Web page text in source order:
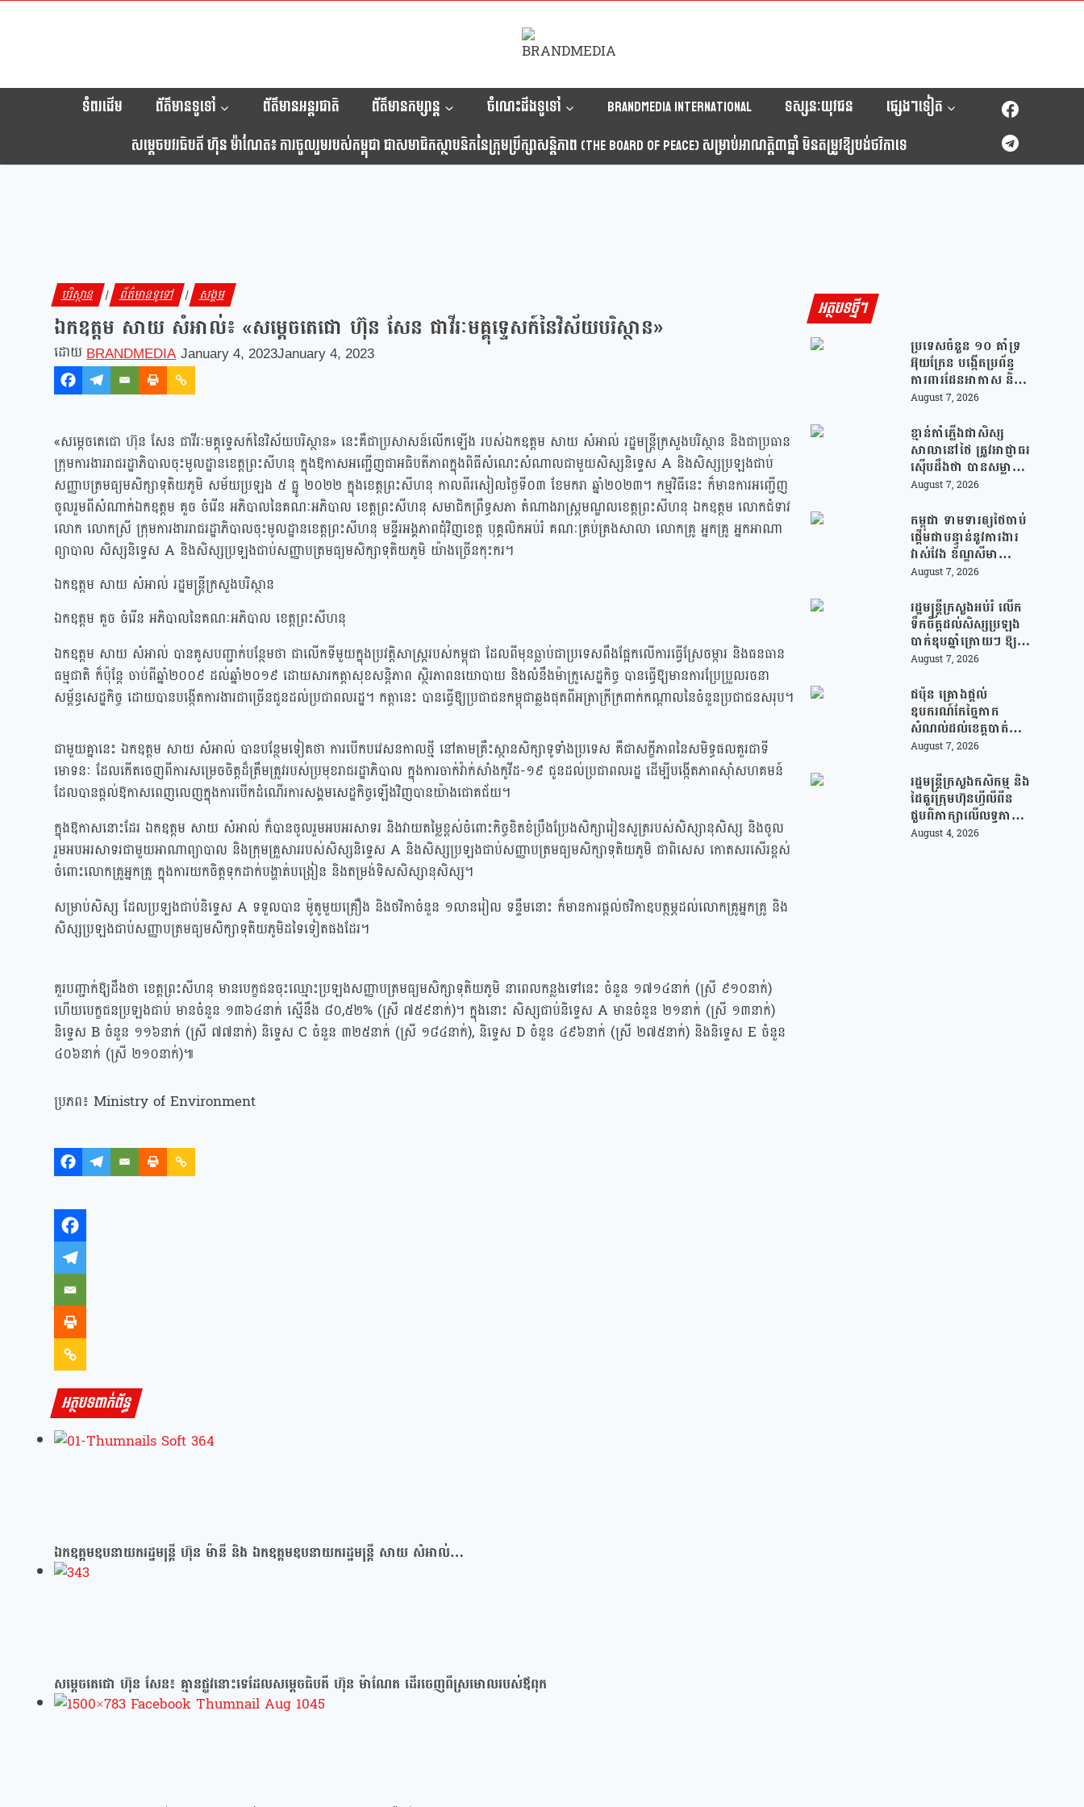
ទំពរដើម ព័ត៌មានទូទៅ ព័ត៌មានអន្តរជាតិ ព័ត៌មានកម្សាន្ត ចំណេះដឹងទូទៅ Brandmedia international ទស្សនៈយុវជន
ផ្សេងៗទៀត
សម្តេចបវរធិបតី ហ៊ុន ម៉ាណែត៖ ការចូលរួមរបស់កម្ពុជា ជាសមាជិកស្ថាបនិកនៃក្រុមប្រឹក្សាសន្តិភាព (The Board Of Peace) សម្រាប់អាណត្តិ៣ឆ្នាំ មិនតម្រូវឱ្យបង់ថវិកាទេ
បរិស្ថាន | ព័ត៌មានទូទៅ | សង្គម
ឯកឧត្តម សាយ សំអាល់៖ «សម្ដេចតេជោ ហ៊ុន សែន ជាវីរៈមគ្គុទ្ទេសក៍នៃវិស័យបរិស្ថាន»
BRANDMEDIA January 4, 2023January 4, 2023
«សម្ដេចតេជោ ហ៊ុន សែន ជាវីរៈមគ្គុទ្ទេសក៍នៃវិស័យបរិស្ថាន» នេះគឺជាប្រសាសន៍លើកឡើង របស់ឯកឧត្តម សាយ សំអាល់ រដ្ឋមន្ត្រីក្រសួងបរិស្ថាន និងជាប្រធាន
ក្រុមការងាររាជរដ្ឋាភិបាលចុះមូលដ្ឋានខេត្តព្រះសីហនុ ក្នុងឱកាសអញ្ជើញជាអធិបតីភាពក្នុងពិធីសំណេះសំណាលជាមួយសិស្សនិទ្ទេស A និងសិស្សប្រឡងជាប់
សញ្ញាបត្រមធ្យមសិក្សាទុតិយភូមិ សម័យប្រឡង ៥ ធ្នូ ២០២២ ក្នុងខេត្តព្រះសីហនុ កាលពីរសៀលថ្ងៃទី០៣ ខែមករា ឆ្នាំ២០២៣។ កម្មវិធីនេះ ក៏មានការអញ្ជើញ
ចូលរួមពីសំណាក់ឯកឧត្តម គួច ចំរើន អភិបាលនៃគណៈអភិបាល ខេត្តព្រះសីហនុ សមាជិកព្រឹទ្ធសភា តំណាងរាស្រ្តមណ្ឌលខេត្តព្រះសីហនុ ឯកឧត្តម លោកជំទាវ
លោក លោកស្រី ក្រុមការងាររាជរដ្ឋាភិបាលចុះមូលដ្ឋានខេត្តព្រះសីហនុ មន្ទីរអង្គភាពជុំវិញខេត្ត បុគ្គលិកអប់រំ គណៈគ្រប់គ្រងសាលា លោកគ្រូ អ្នកគ្រូ អ្នកអាណា
ព្យាបាល សិស្សនិទ្ទេស A និងសិស្សប្រឡងជាប់សញ្ញាបត្រមធ្យមសិក្សាទុតិយភូមិ យ៉ាងច្រើនកុះករ។
ឯកឧត្តម សាយ សំអាល់ រដ្ឋមន្ត្រីក្រសួងបរិស្ថាន
ឯកឧត្តម គួច ចំរើន អភិបាលនៃគណៈអភិបាល ខេត្តព្រះសីហនុ
ឯកឧត្តម សាយ សំអាល់ បានគូសបញ្ជាក់បន្ថែមថា ជាលើកទីមួយក្នុងប្រវត្តិសាស្រ្តរបស់កម្ពុជា ដែលពីមុនធ្លាប់ជាប្រទេសពឹងផ្អែកលើការធ្វើស្រែចម្ការ និងធនធាន
ធម្មជាតិ ក៏ប៉ុន្តែ ចាប់ពីឆ្នាំ២០០៩ ដល់ឆ្នាំ២០១៩ ដោយសារកត្តាសុខសន្តិភាព ស្ថិរភាពនយោបាយ និងលំនឹងម៉ាក្រូសេដ្ឋកិច្ច បានធ្វើឱ្យមានការប្រែប្រួលរចនា
សម្ព័ន្ធសេដ្ឋកិច្ច ដោយបានបង្កើតការងារជាច្រើនជូនដល់ប្រជាពលរដ្ឋ។ កត្តានេះ បានធ្វើឱ្យប្រជាជនកម្ពុជាឆ្លងផុតពីអត្រាក្រីក្រពាក់កណ្ដាលនៃចំនួនប្រជាជនសរុប។
ជាមួយគ្នានេះ ឯកឧត្តម សាយ សំអាល់ បានបន្ថែមទៀតថា ការបើកបវេសនកាលថ្មី នៅតាមគ្រឹះស្ថានសិក្សាទូទាំងប្រទេស គឺជាសក្ខីភាពនៃសមិទ្ធផលគួរជាទី
មោទនៈ ដែលកើតចេញពីការសម្រេចចិត្តដ៏ត្រឹមត្រូវរបស់ប្រមុខរាជរដ្ឋាភិបាល ក្នុងការចាក់វ៉ាក់សាំងកូវីដ-១៩ ជូនដល់ប្រជាពលរដ្ឋ ដើម្បីបង្កើតភាពស៊ាំសហគមន៍
ដែលបានផ្ដល់ឱកាសពេញលេញក្នុងការបើកដំណើរការសង្គមសេដ្ឋកិច្ចឡើងវិញបានយ៉ាងជោគជ័យ។
ក្នុងឱកាសនោះដែរ ឯកឧត្តម សាយ សំអាល់ ក៏បានចូលរួមអបអរសាទរ និងវាយតម្លៃខ្ពស់ចំពោះកិច្ចខិតខំប្រឹងប្រែងសិក្សារៀនសូត្ររបស់សិស្សានុសិស្ស និងចូល
រួមអបអរសាទរជាមួយអាណាព្យាបាល និងក្រុមគ្រួសាររបស់សិស្សនិទ្ទេស A និងសិស្សប្រឡងជាប់សញ្ញាបត្រមធ្យមសិក្សាទុតិយភូមិ ជាពិសេស កោតសរសើរខ្ពស់
ចំពោះលោកគ្រូអ្នកគ្រូ ក្នុងការយកចិត្តទុកដាក់បង្ហាត់បង្រៀន និងតម្រង់ទិសសិស្សានុសិស្ស។
សម្រាប់សិស្ស ដែលប្រឡងជាប់និទ្ទេស A ទទួលបាន ម៉ូតូមួយគ្រឿង និងថវិកាចំនួន ១លានរៀល ទន្ទឹមនោះ ក៏មានការផ្ដល់ថវិកាឧបត្ថម្ភដល់លោកគ្រូអ្នកគ្រូ និង
សិស្សប្រឡងជាប់សញ្ញាបត្រមធ្យមសិក្សាទុតិយភូមិដទៃទៀតផងដែរ។
គួរបញ្ជាក់ឱ្យដឹងថា ខេត្តព្រះសីហនុ មានបេក្ខជនចុះឈ្មោះប្រឡងសញ្ញាបត្រមធ្យមសិក្សាទុតិយភូមិ នាពេលកន្លងទៅនេះ ចំនួន ១៧១៤នាក់ (ស្រី ៩១០នាក់)
ហើយបេក្ខជនប្រឡងជាប់ មានចំនួន ១៣៦៤នាក់ ស្មើនឹង ៨០,៥២% (ស្រី ៧៥៩នាក់)។ ក្នុងនោះ សិស្សជាប់និទ្ទេស A មានចំនួន ២១នាក់ (ស្រី ១៣នាក់)
និទ្ទេស B ចំនួន ១១៦នាក់ (ស្រី ៧៧នាក់) និទ្ទេស C ចំនួន ៣២៥នាក់ (ស្រី ១៨៤នាក់), និទ្ទេស D ចំនួន ៤៩៦នាក់ (ស្រី ២៧៥នាក់) និងនិទ្ទេស E ចំនួន
៤០៦នាក់ (ស្រី ២១០នាក់)៕
ប្រភព៖ Ministry of Environment
អត្ថបទពាក់ព័ន្ធ
ឯកឧត្តមឧបនាយករដ្ឋមន្រ្តី ហ៊ុន ម៉ានី និង ឯកឧត្តមឧបនាយករដ្ឋមន្រ្តី សាយ សំអាល់…
សម្ដេចតេជោ ហ៊ុន សែន៖ គ្មានផ្លូវនោះទេដែលសម្ដេចធិបតី ហ៊ុន ម៉ាណែត ដើរចេញពីស្រមោលរបស់ឪពុក
អត្ថបទថ្មីៗ
ប្រទេសចំនួន ១០ គាំទ្រ
អ៊ុយក្រែន បង្កើតប្រព័ន្ធ
ការពារដែនអាកាស និងមី
ស៊ីលបាលីស្ទិក រួមគ្នាជា
August 7, 2026
ខ្មាន់កាំភ្លើងជាសិស្ស
សាលានៅថៃ ត្រូវអាជ្ញាធរ
ស៊ើបដឹងថា បានសម្លាប់
យាយតារបស់ខ្លួន មុន
នៅសាលារៀន
August 7, 2026
កម្ពុជា ទាមទារឲ្យថៃចាប់
ផ្តើមជាបន្ទាន់នូវការងារ
វាស់វែង ខ័ណ្ឌសីមា
ព្រំដែនគោគ (JBC) និង
សសឹកវិលទៅលំនៅឋាន
វិញ ដោយគ្មានការរារាំង
August 7, 2026
រដ្ឋមន្រ្តីក្រសួងអប់រំ លើក
ទឹកចិត្តដល់សិស្សប្រឡង
បាក់ឌុបឆ្នាំក្រោយៗ ឱ្យ
ជ្រើសរើសយកការប្រឡង
ឆ្លើយតបទៅនឹងតម្រូវការ
ធនធានមនុស្សក្នុងយុគ
សម័យបច្ចេកវិទ្យា
August 7, 2026
ជប៉ុន គ្រោងផ្តល់
ឧបករណ៍កែច្នៃកាក
សំណល់ដល់ខេត្តបាត់
ដំបង ដើម្បីជួយលើក
គ្រប់គ្រងសំណល់
August 7, 2026
រដ្ឋមន្រ្តីក្រសួងកសិកម្ម និង
ដៃគូរក្រុមហ៊ុនហ្វីលីពីន
ជួបពិភាក្សាលើលទ្ធភាព
ជំរុញការនាំចេញកសិផល
August 4, 2026